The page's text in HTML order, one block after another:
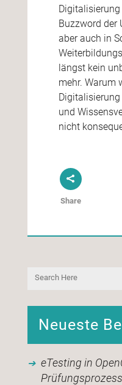
Buzzword der
aber auch in
längst kein
mehr. Warum
und
nicht
Share
Neueste
eTesting in
Prüfungsprozess